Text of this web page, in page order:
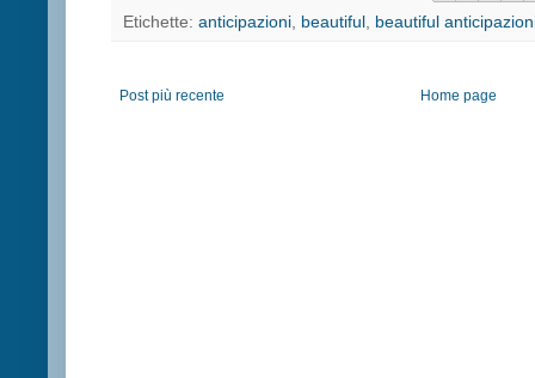
Etichette: anticipazioni, beautiful, beautiful
Post più recente Home page